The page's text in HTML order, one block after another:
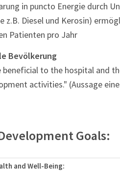
in puncto Energie durch
z.B. Diesel und Kerosin)
Patienten pro Jahr
Bevölkerung
to the hospital and
activities." (Aussage
Goals:
and Well-Being: